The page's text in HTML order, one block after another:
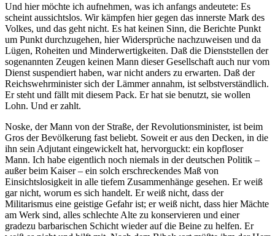
Und hier möchte ich aufnehmen, was ich anfangs andeutete: Es
scheint aussichtslos. Wir kämpfen hier gegen das innerste Mark des
Volkes, und das geht nicht. Es hat keinen Sinn, die Berichte Punkt
um Punkt durchzugehen, hier Widersprüche nachzuweisen und da
Lügen, Roheiten und Minderwertigkeiten. Daß die Dienststellen der
sogenannten Zeugen keinen Mann dieser Gesellschaft auch nur vom
Dienst suspendiert haben, war nicht anders zu erwarten. Daß der
Reichswehrminister sich der Lämmer annahm, ist selbstverständlich.
Er steht und fällt mit diesem Pack. Er hat sie benutzt, sie wollen
Lohn. Und er zahlt.
Noske, der Mann von der Straße, der Revolutionsminister, ist beim
Gros der Bevölkerung fast beliebt. Soweit er aus den Decken, in die
ihn sein Adjutant eingewickelt hat, hervorguckt: ein kopfloser
Mann. Ich habe eigentlich noch niemals in der deutschen Politik –
außer beim Kaiser – ein solch erschreckendes Maß von
Einsichtslosigkeit in alle tiefem Zusammenhänge gesehen. Er weiß
gar nicht, worum es sich handelt. Er weiß nicht, dass der
Militarismus eine geistige Gefahr ist; er weiß nicht, dass hier Mächte
am Werk sind, alles schlechte Alte zu konservieren und einer
gradezu barbarischen Schicht wieder auf die Beine zu helfen. Er